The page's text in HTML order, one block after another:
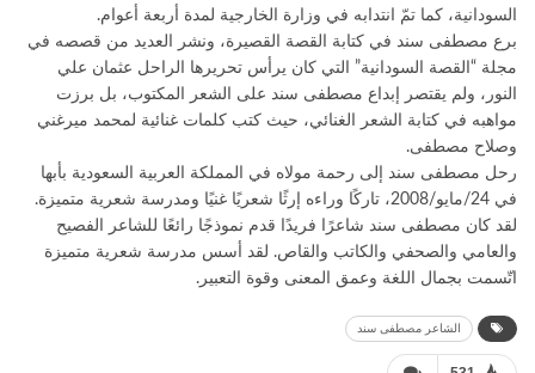
السودانية، كما تمّ انتدابه في وزارة الخارجية لمدة أربعة أعوام.
برع مصطفى سند في كتابة القصة القصيرة، ونشر العديد من قصصه في
مجلة “القصة السودانية” التي كان يرأس تحريرها الراحل عثمان علي
النور، ولم يقتصر إبداع مصطفى سند على الشعر المكتوب، بل برزت
مواهبه في كتابة الشعر الغنائي، حيث كتب كلمات غنائية لمحمد ميرغني
وصلاح مصطفى.
رحل مصطفى سند إلى رحمة مولاه في المملكة العربية السعودية بأبها
في 24/مايو/2008، تاركًا وراءه إرثًا شعريًا غنيًا ومدرسة شعرية متميزة.
لقد كان مصطفى سند شاعرًا فريدًا قدم نموذجًا رائعًا للشاعر الفصيح
والعامي والصحفي والكاتب والقاص. لقد أسس مدرسة شعرية متميزة
اتّسمت بجمال اللغة وعمق المعنى وقوة التعبير.
الشاعر مصطفى سند